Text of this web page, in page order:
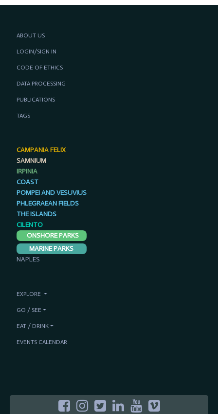
ABOUT US
LOGIN/SIGN IN
CODE OF ETHICS
DATA PROCESSING
PUBLICATIONS
TAGS
CAMPANIA FELIX
SAMNIUM
IRPINIA
COAST
POMPEI AND VESUVIUS
PHLEGRAEAN FIELDS
THE ISLANDS
CILENTO
ONSHORE PARKS
MARINE PARKS
NAPLES
EXPLORE
GO / SEE
EAT / DRINK
EVENTS CALENDAR